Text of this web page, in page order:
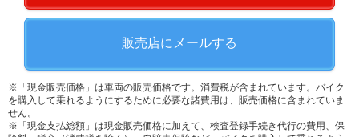
販売店にメールする
※「現金販売価格」は車両の販売価格です。消費税が含まれています。バイク
を購入して乗れるようにするために必要な諸費用は、販売価格に含まれていま
せん。
※「現金支払総額」は現金販売価格に加えて、検査登録手続き代行の費用、保